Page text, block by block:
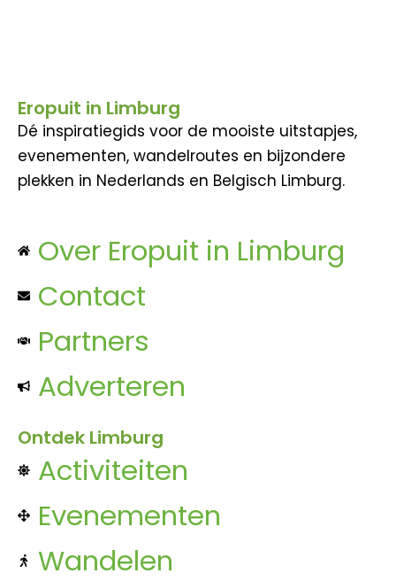
Eropuit in Limburg
Dé inspiratiegids voor de mooiste uitstapjes,
evenementen, wandelroutes en bijzondere
plekken in Nederlands en Belgisch Limburg.
Over Eropuit in Limburg
Contact
Partners
Adverteren
Ontdek Limburg
Activiteiten
Evenementen
Wandelen